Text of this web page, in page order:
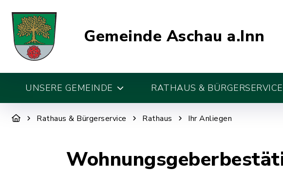
Gemeinde Aschau a.Inn
UNSERE GEMEINDE RATHAUS & BÜRGERSERVICE
Rathaus & Bürgerservice Rathaus Ihr Anliegen